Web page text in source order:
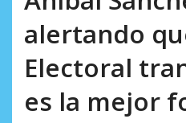
alertando
Electoral
es la mejor